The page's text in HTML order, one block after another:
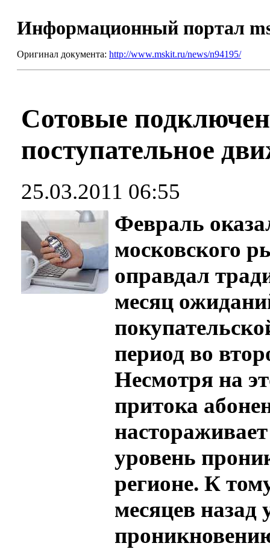
Информационный портал
Оригинал документа: http://www.mskit.ru/news/n94195/
Сотовые
поступательное
25.03.2011 06:55
Февраль
московского
оправдал
месяц
период во
Несмотря на
притока
уровень
регионе. К
месяцев назад